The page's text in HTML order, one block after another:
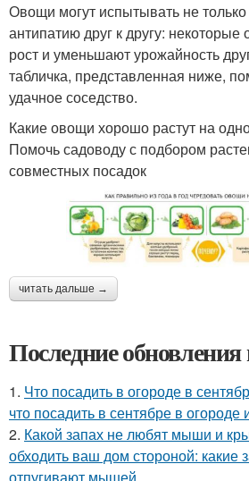
Овощи могут испытывать не
антипатию друг к другу:
рост и уменьшают урожайность
табличка, представленная ниже,
удачное соседство.
Какие овощи хорошо растут на
Помочь садоводу с подбором
совместных посадок
читать дальше →
Последние обновления
1. Что посадить в огороде в
что посадить в сентябре в огороде
2. Какой запах не любят мыши и
обходить ваш дом стороной: какие